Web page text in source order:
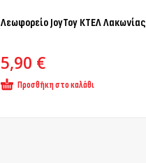
Λεωφορείο JoyToy ΚΤΕΛ Λακωνίας
5,90 €
Προσθήκη στο καλάθι